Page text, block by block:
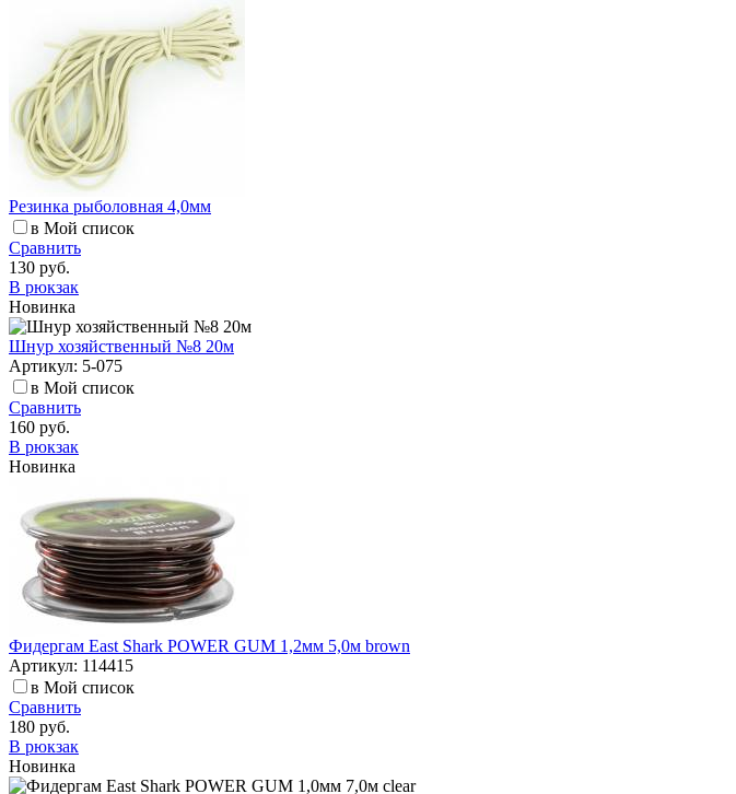
Резинка рыболовная 4,0мм
в Мой список
Сравнить
130 руб.
В рюкзак
Новинка
Шнур хозяйственный №8 20м
Артикул: 5-075
в Мой список
Сравнить
160 руб.
В рюкзак
Новинка
Фидергам East Shark POWER GUM 1,2мм 5,0м brown
Артикул: 114415
в Мой список
Сравнить
180 руб.
В рюкзак
Новинка